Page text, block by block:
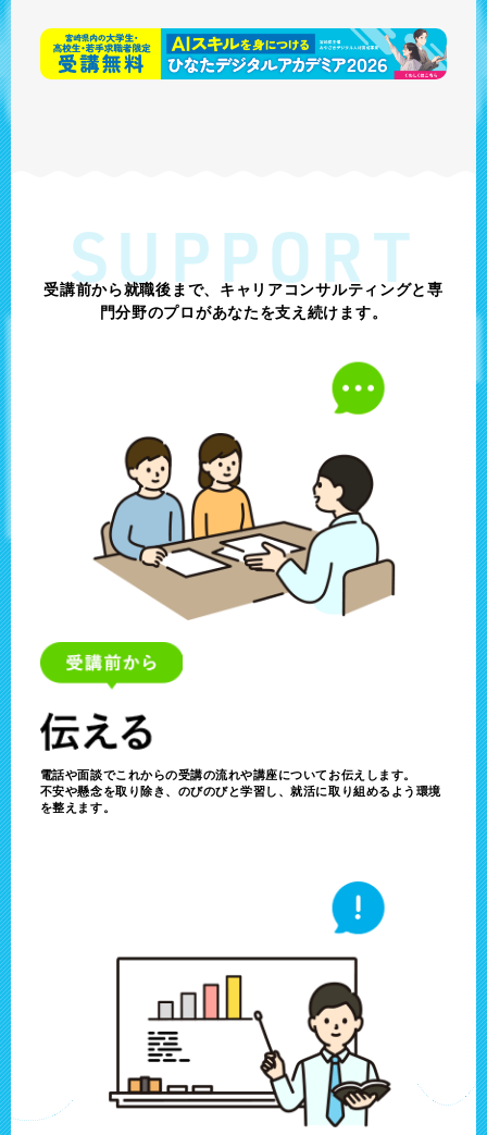
SUPPORT
受講前から就職後まで、キャリアコンサルティングと専
門分野のプロがあなたを支え続けます。
電話や面談でこれからの受講の流れや講座についてお伝えします。
不安や懸念を取り除き、のびのびと学習し、就活に取り組めるよう環境
を整えます。